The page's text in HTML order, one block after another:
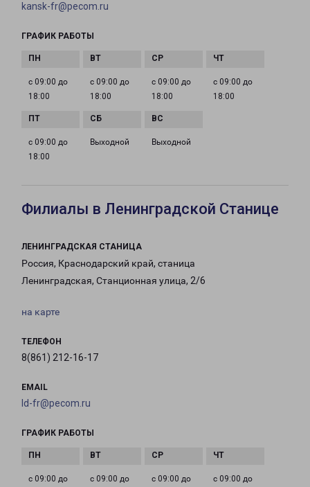
kansk-fr@pecom.ru
ГРАФИК РАБОТЫ
с 09:00 до
18:00
с 09:00 до
18:00
с 09:00 до
18:00
с 09:00 до
18:00
с 09:00 до
18:00
Выходной Выходной
Филиалы в Ленинградской Станице
ЛЕНИНГРАДСКАЯ СТАНИЦА
Россия, Краснодарский край, станица
Ленинградская, Станционная улица, 2/6
на карте
ТЕЛЕФОН
8(861) 212-16-17
EMAIL
ld-fr@pecom.ru
ГРАФИК РАБОТЫ
с 09:00 до с 09:00 до с 09:00 до с 09:00 до